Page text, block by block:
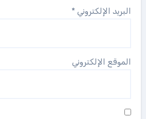
البريد الإلكتروني *
الموقع الإلكتروني